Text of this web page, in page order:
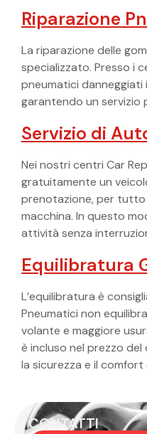
Riparazione
La riparazione delle
specializzato. Presso i
pneumatici danneggiati
garantendo un servizio
Servizio di
Nei nostri centri Car
gratuitamente un
prenotazione, per tutto
macchina. In questo
attività senza
Equilibratura
L’equilibratura è
Pneumatici non
volante e maggiore
è incluso nel prezzo del
la sicurezza e il comfort
CONTATTI